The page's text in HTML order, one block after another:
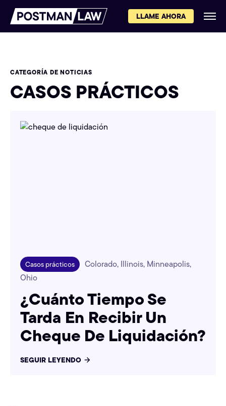
LLAME AHORA
CATEGORÍA DE NOTICIAS
CASOS PRÁCTICOS
Casos prácticos
Colorado, Illinois, Minneapolis,
Ohio
¿Cuánto Tiempo Se
Tarda En Recibir Un
Cheque De Liquidación?
SEGUIR LEYENDO